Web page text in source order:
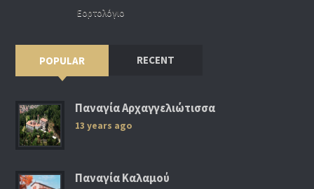
Εορτολόγιο
POPULAR RECENT
Παναγία Αρχαγγελιώτισσα
13 years ago
Παναγία Καλαμού